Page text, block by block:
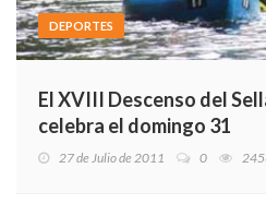
DEPORTES
El XVIII Descenso del
celebra el domingo 31
27 de Julio de 2011 0